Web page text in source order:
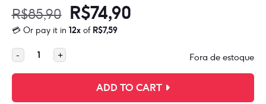
R$85,90 O
preço
era:
R$74,90
é:
💳 Or pay it in 12xof R$7,59
Fora de estoque
-
Importado
de
+
ADD TO CART